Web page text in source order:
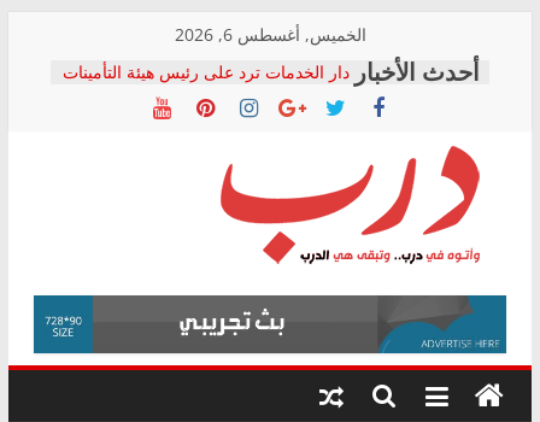
content
الخميس, أغسطس 6, 2026
دار الخدمات ترد على رئيس هيئة التأمينات
بعد مؤتمره الصحفي: إنكار الأزمة لا ينهي
معاناة أصحاب المعاشات.. ونطالب بكشف
فرحات سليمان يكتب: القطاع الصحي إلى
أين؟
حزب التحالف الشعبي يطلق لجنة “الحق
في الصحة” بالإسكندرية لرصد الانتهاكات
ودعم المرضى
الوزاري لمدينة الصحفيين.. وانتهاء أعمال
إنشاء المبنى الإداري
المجلس القومي لحقوق الإنسان يعلن
متابعة قضية الدكتور محمد زهران.. ويؤكد:
قرينة البراءة وضمانات المحاكمة العادلة
درب
وأتوه
درب..
وتبقى
هي